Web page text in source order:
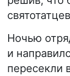
Ночью
и
пересекли